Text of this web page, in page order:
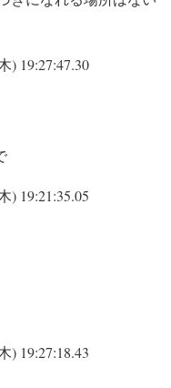
) 19:27:47.30
) 19:21:35.05
) 19:27:18.43